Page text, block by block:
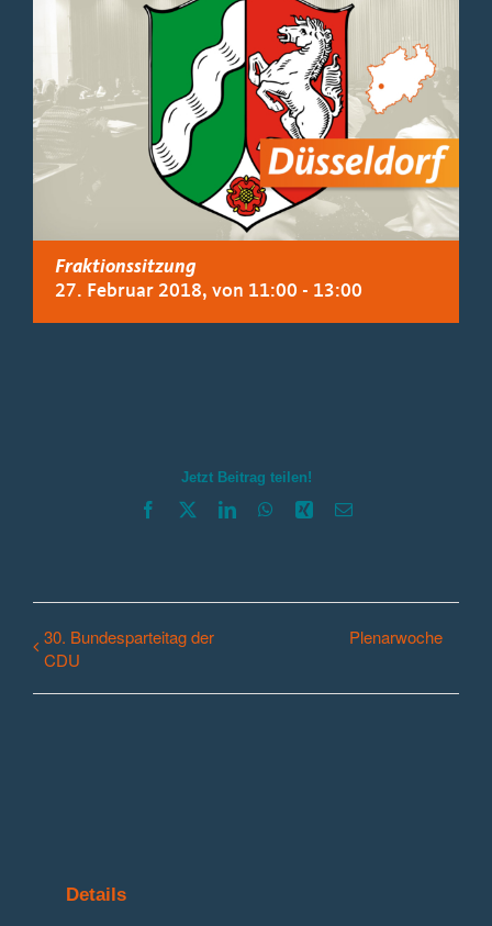
Fraktionssitzung
27. Februar 2018, von 11:00 - 13:00
Jetzt Beitrag teilen!
Facebook LinkedInWhatsApp
Xing E-
30. Bundesparteitag der
CDU
Plenarwoche
Details